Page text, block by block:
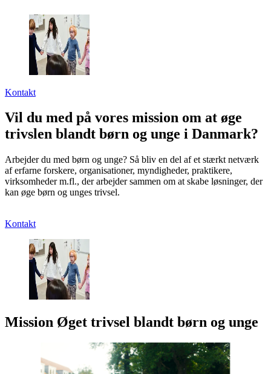
Kontakt
Vil du med på vores mission om at øge
trivslen blandt børn og unge i Danmark?
Arbejder du med børn og unge? Så bliv en del af et stærkt netværk
af erfarne forskere, organisationer, myndigheder, praktikere,
virksomheder m.fl., der arbejder sammen om at skabe løsninger, der
kan øge børn og unges trivsel.
Kontakt
Mission Øget trivsel blandt børn og unge